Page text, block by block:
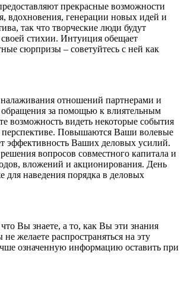
прекрасные возможности
вдохновения, генерации новых идей и
так что творческие люди будут
своей стихии. Интуиция обещает
сюрпризы – советуйтесь с ней как
отношений партнерами и
обращения за помощью к влиятельным
возможность видеть некоторые события
перспективе. Повышаются Ваши волевые
эффективность Ваших деловых усилий.
вопросов совместного капитала и
вложений и акционирования. День
для наведения порядка в деловых
Вы знаете, а то, как Вы эти знания
желаете распространяться на эту
означенную информацию оставить при